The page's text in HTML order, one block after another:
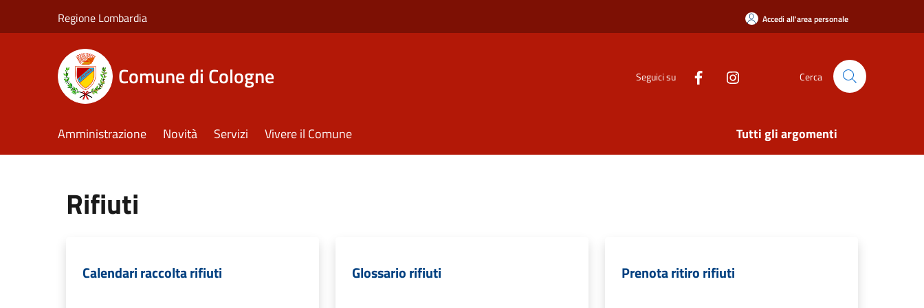
Regione Lombardia Accedi all'area personale
Comune di Cologne Seguici su Cerca
Amministrazione Novità Servizi Vivere il Comune Tutti gli argomenti
Rifiuti
Calendari raccolta rifiuti Glossario rifiuti Prenota ritiro rifiuti